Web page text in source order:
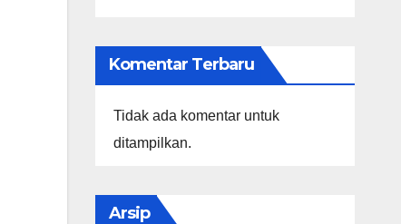
Komentar Terbaru
Tidak ada komentar untuk
ditampilkan.
Arsip